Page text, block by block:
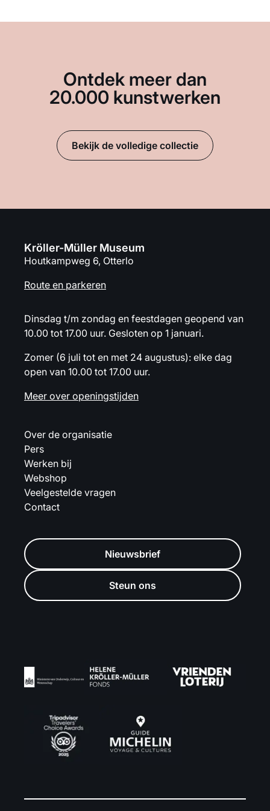
Ontdek meer dan
20.000 kunstwerken
Bekijk de volledige collectie
Kröller-Müller Museum
Houtkampweg 6, Otterlo
Route en parkeren
Dinsdag t/m zondag en feestdagen geopend van
10.00 tot 17.00 uur. Gesloten op 1 januari.
Zomer (6 juli tot en met 24 augustus): elke dag
open van 10.00 tot 17.00 uur.
Meer over openingstijden
Over de organisatie
Pers
Werken bij
Webshop
Veelgestelde vragen
Contact
Nieuwsbrief
Steun ons